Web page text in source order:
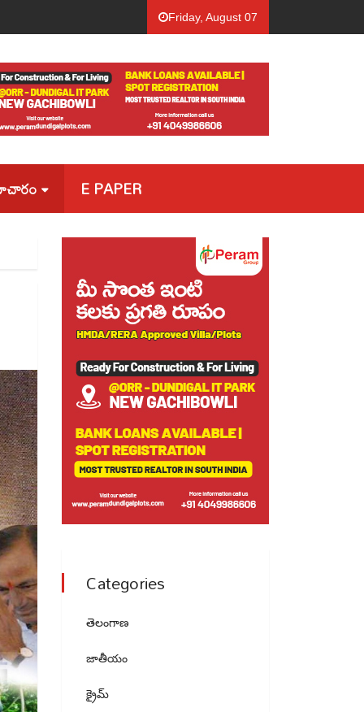
సిద్ధం…! | ల్యాండ్ పూలింగ్ నోటిఫికేషన్ రద్దు.. |
Friday, August 07
E PAPER
Categories
తెలంగాణ
జాతీయం
క్రైమ్